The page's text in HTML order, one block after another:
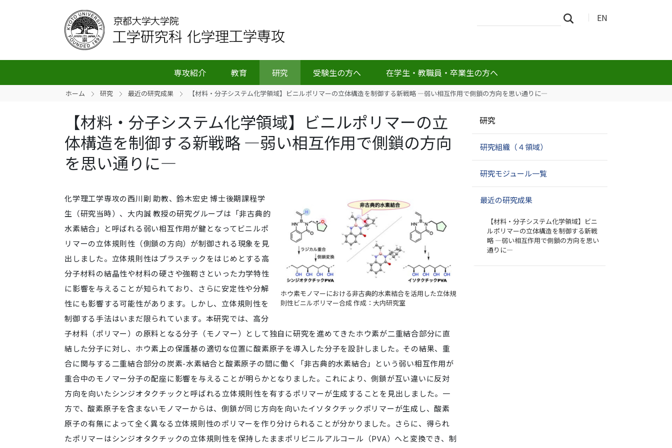
EN
専攻紹介 教育 研究 受験生の方へ 在学生・教職員・卒業生の方へ
イ
細
ホーム 研究 最近の研究成果 【材料・分子システム化学領域】ビニルポリマーの立体構造を制御する新戦略 ―弱い相互作用で側鎖の方向を思い通りに―
【材料・分子システム化学領域】ビニルポリマーの立
体構造を制御する新戦略 ―弱い相互作用で側鎖の方向
を思い通りに―
ホウ素モノマーにおける非古典的水素結合を活用した立体規
則性ビニルポリマー合成 作成：大内研究室
化学理工学専攻の西川剛 助教、鈴木宏史 博士後期課程学
生（研究当時）、大内誠 教授の研究グループは「非古典的
水素結合」と呼ばれる弱い相互作用が鍵となってビニルポ
リマーの立体規則性（側鎖の方向）が制御される現象を見
出しました。立体規則性はプラスチックをはじめとする高
分子材料の結晶性や材料の硬さや強靭さといった力学特性
に影響を与えることが知られており、さらに安定性や分解
性にも影響する可能性があります。しかし、立体規則性を
制御する手法はいまだ限られています。本研究では、高分
子材料（ポリマー）の原料となる分子（モノマー）として独自に研究を進めてきたホウ素が二重結合部分に直
結した分子に対し、ホウ素上の保護基の適切な位置に酸素原子を導入した分子を設計しました。その結果、重
合に関与する二重結合部分の炭素-水素結合と酸素原子の間に働く「非古典的水素結合」という弱い相互作用が
重合中のモノマー分子の配座に影響を与えることが明らかとなりました。これにより、側鎖が互い違いに反対
方向を向いたシンジオタクチックと呼ばれる立体規則性を有するポリマーが生成することを見出しました。一
方で、酸素原子を含まないモノマーからは、側鎖が同じ方向を向いたイソタクチックポリマーが生成し、酸素
原子の有無によって全く異なる立体規則性のポリマーを作り分けられることが分かりました。さらに、得られ
たポリマーはシンジオタクチックの立体規則性を保持したままポリビニルアルコール（PVA）へと変換でき、制
ビ
ゲ
シ
ン
研究
研究組織（４領域）
研究モジュール一覧
最近の研究成果
【材料・分子システム化学領域】ビニ
ルポリマーの立体構造を制御する新戦
略 ―弱い相互作用で側鎖の方向を思い
通りに―